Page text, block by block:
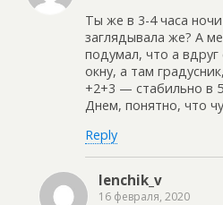
Ты же в 3-4 часа
заглядывала же? А
подумал, что а вдруг
окну, а там
+2+3 — стабильно в
Днем, понятно, что
Reply
lenchik_v
16 февраля, 2020